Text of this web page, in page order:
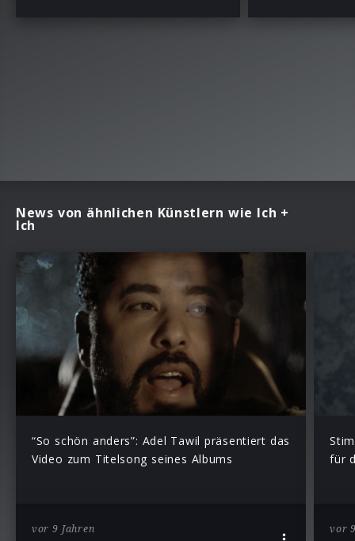
News von ähnlichen Künstlern wie Ich +
Ich
“So schön anders”: Adel Tawil präsentiert das
Video zum Titelsong seines Albums
vor 9 Jahren
für
vor